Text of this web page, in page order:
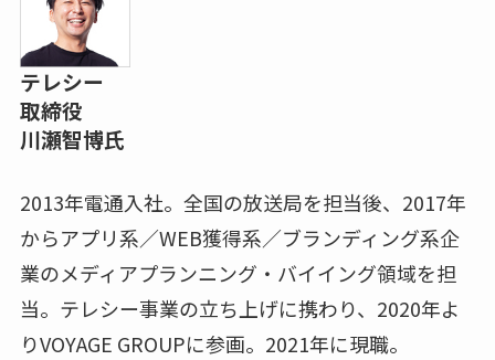
テレシー
取締役
川瀬智博氏
2013年電通入社。全国の放送局を担当後、2017年
からアプリ系／WEB獲得系／ブランディング系企
業のメディアプランニング・バイイング領域を担
当。テレシー事業の立ち上げに携わり、2020年よ
りVOYAGE GROUPに参画。2021年に現職。